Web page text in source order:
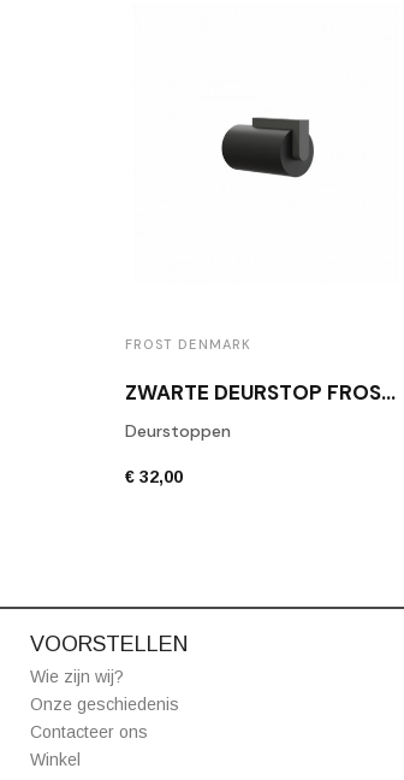
FROST DENMARK
ZWARTE DEURSTOP FROST N1931B
Deurstoppen
€ 32,00
VOORSTELLEN
Wie zijn wij?
Onze geschiedenis
Contacteer ons
Winkel